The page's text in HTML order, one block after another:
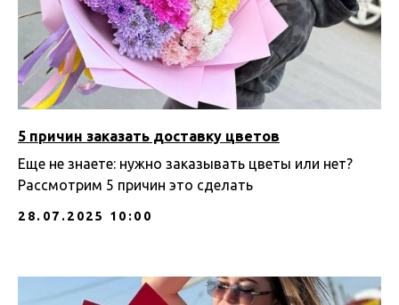
5 причин заказать доставку цветов
Еще не знаете: нужно заказывать цветы или нет?
Рассмотрим 5 причин это сделать
28.07.2025 10:00